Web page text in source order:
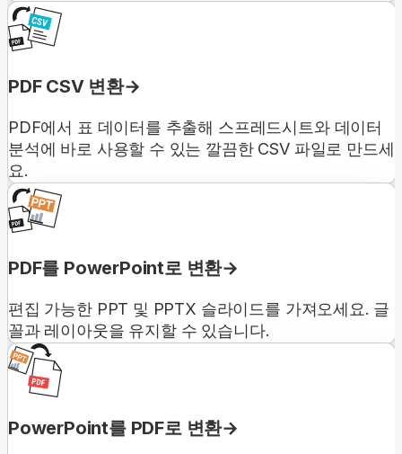
PDF CSV 변환
PDF에서 표 데이터를 추출해 스프레드시트와 데이터
분석에 바로 사용할 수 있는 깔끔한 CSV 파일로 만드세
요.
PDF를 PowerPoint로 변환
편집 가능한 PPT 및 PPTX 슬라이드를 가져오세요. 글
꼴과 레이아웃을 유지할 수 있습니다.
PowerPoint를 PDF로 변환